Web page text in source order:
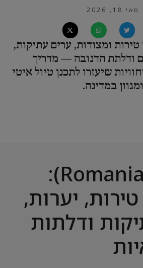
מאי 18, 2026
טירות ומצודות, ערים עתיקות,
ודלתת הדנובה — מדריך
שיעזרו לתכנן טיול איטי
ומגוון במדינה.
רומניה (Romania):
יערות,
ודלתות